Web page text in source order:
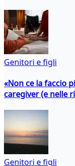
Genitori e figli
«Non ce la faccio
caregiver (e nelle
Genitori e figli